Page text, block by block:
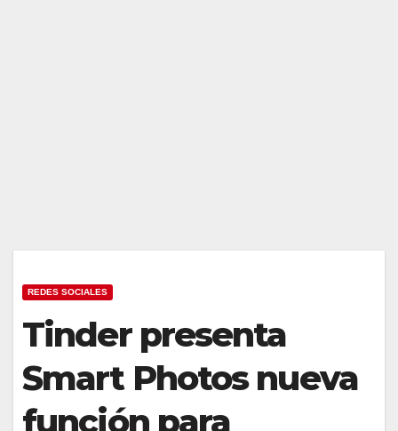
REDES SOCIALES
Tinder presenta
Smart Photos nueva
función para